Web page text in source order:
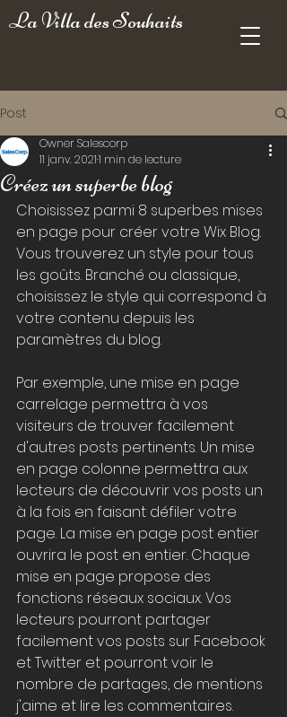
La Villa des Souhaits
Post
Créez un superbe blog
Owner Salescorp
11 janv. 20211 min de lecture
Choisissez parmi 8 superbes mises
en page pour créer votre Wix Blog.
Vous trouverez un style pour tous
les goûts. Branché ou classique,
choisissez le style qui correspond à
votre contenu depuis les
paramètres du blog.
Par exemple, une mise en page
carrelage permettra à vos
visiteurs de trouver facilement
d'autres posts pertinents. Un mise
en page colonne permettra aux
lecteurs de découvrir vos posts un
à la fois en faisant défiler votre
page. La mise en page post entier
ouvrira le post en entier. Chaque
mise en page propose des
fonctions réseaux sociaux. Vos
lecteurs pourront partager
facilement vos posts sur Facebook
et Twitter et pourront voir le
nombre de partages, de mentions
j'aime et lire les commentaires.